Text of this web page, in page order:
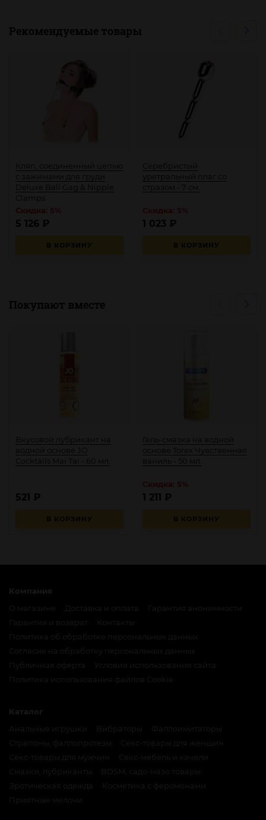
Рекомендуемые товары
Кляп, соединенный цепью
с зажимами для груди
Deluxe Ball Gag & Nipple
В КОРЗИНУ
5 126 ₽
Серебристый
уретральный плаг со
стразом - 7 см.
В КОРЗИНУ
1 023 ₽
Покупают вместе
Вкусовой лубрикант на
водной основе JO
Cocktails Mai Tai - 60 мл.
В КОРЗИНУ
521 ₽
Гель-смазка на водной
основе Torex Чувственная
ваниль - 50 мл.
В КОРЗИНУ
1 211 ₽
Компания
О магазине
Доставка и оплата
Гарантия анонимности
Политика об обработке персональных данных
Согласие на обработку персональных данных
Публичная оферта
Условия использования сайта
Политика использования файлов Cookie
Каталог
Анальные игрушки
Вибраторы
Фаллоимитаторы
Страпоны, фаллопротезы
Секс-товары для женщин
Секс-товары для мужчин
Секс-мебель и качели
Смазки, лубриканты
BDSM, садо-мазо товары
Эротическая одежда
Косметика с феромонами
Приятные мелочи